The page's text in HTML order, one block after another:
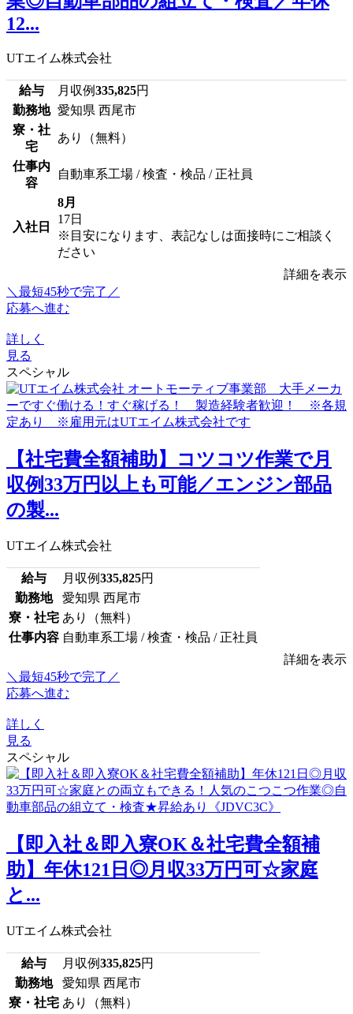
12...
UTエイム株式会社
給与 月収例335,825円
勤務地 愛知県 西尾市
寮・社
宅
あり（無料）
仕事内
容
自動車系工場 / 検査・検品 / 正社員
入社日
8月
17日
※目安になります、表記なしは面接時にご相談く
ださい
詳細を表示
＼最短45秒で完了／
応募へ進む
詳しく
見る
スペシャル
【社宅費全額補助】コツコツ作業で月
収例33万円以上も可能／エンジン部品
の製...
UTエイム株式会社
給与 月収例335,825円
勤務地
愛知県 西尾市
寮・社宅 あり（無料）
仕事内容 自動車系工場 / 検査・検品 / 正社員
詳細を表示
＼最短45秒で完了／
応募へ進む
詳しく
見る
スペシャル
【即入社＆即入寮OK＆社宅費全額補
助】年休121日◎月収33万円可☆家庭
と...
UTエイム株式会社
給与 月収例335,825円
勤務地
愛知県 西尾市
寮・社宅 あり（無料）